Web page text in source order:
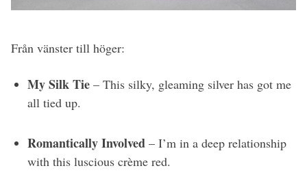
Från vänster till höger:
My Silk Tie – This silky, gleaming silver has got me
all tied up.
Romantically Involved – I’m in a deep relationship
with this luscious crème red.